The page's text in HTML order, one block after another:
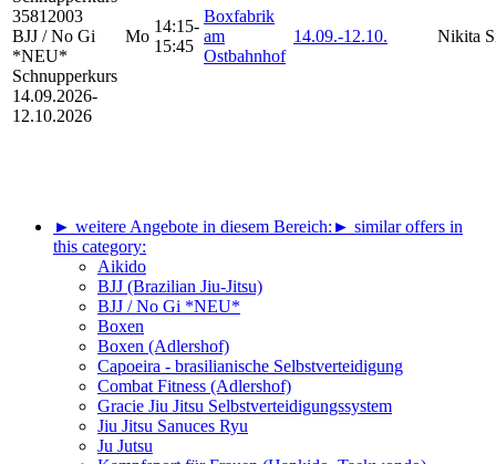
35812003
BJJ / No Gi
*NEU*
Schnupperkurs
14.09.2026-
12.10.2026
Mo
14:15-
15:45
Boxfabrik
am
Ostbahnhof
14.09.-12.10. Nikita
► weitere Angebote in diesem Bereich: ► similar offers in
this category:
Aikido
BJJ (Brazilian Jiu-Jitsu)
BJJ / No Gi *NEU*
Boxen
Boxen (Adlershof)
Capoeira - brasilianische Selbstverteidigung
Combat Fitness (Adlershof)
Gracie Jiu Jitsu Selbstverteidigungssystem
Jiu Jitsu Sanuces Ryu
Ju Jutsu